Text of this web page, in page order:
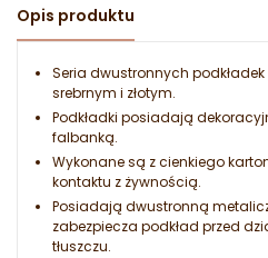
Opis produktu
Seria dwustronnych
srebrnym i złotym.
Podkładki posiadają
falbanką.
Wykonane są z cienkiego
kontaktu z żywnością.
Posiadają dwustronną
zabezpiecza podkład przed
tłuszczu.